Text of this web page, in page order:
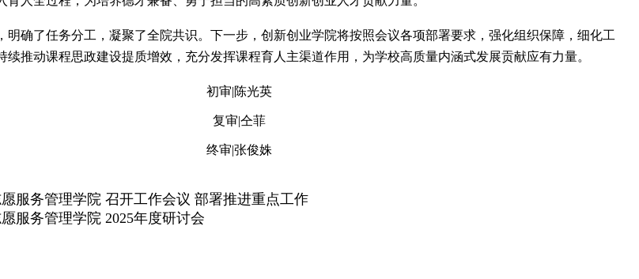
明确了任务分工，凝聚了全院共识。下一步，创新创业学院将按照会议各项部署要求，强化组织保障，细化工
续推动课程思政建设提质增效，充分发挥课程育人主渠道作用，为学校高质量内涵式发展贡献应有力量。
初审|陈光英
复审|仝菲
终审|张俊姝
服务管理学院 召开工作会议 部署推进重点工作
服务管理学院 2025年度研讨会